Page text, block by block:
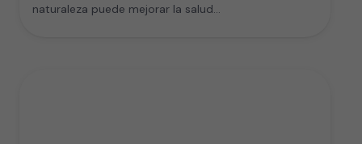
naturaleza puede mejorar la salud…